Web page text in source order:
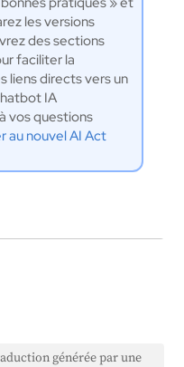
les versions
des sections
faciliter la
liens directs vers un
IA
vos questions
au nouvel AI Act
générée par une